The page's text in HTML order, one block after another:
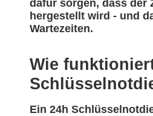
dafür sorgen, dass der
hergestellt wird - und
Wartezeiten.
Wie
Ein 24h